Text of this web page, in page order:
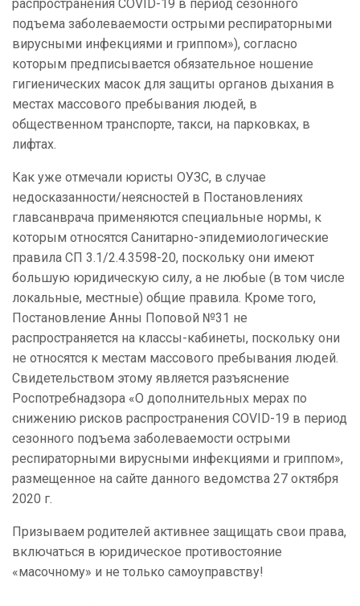
распространения СОVID-19 в период сезонного
подъема заболеваемости острыми респираторными
вирусными инфекциями и гриппом»), согласно
которым предписывается обязательное ношение
гигиенических масок для защиты органов дыхания в
местах массового пребывания людей, в
общественном транспорте, такси, на парковках, в
лифтах.
Как уже отмечали юристы ОУЗС, в случае
недосказанности/неясностей в Постановлениях
главсанврача применяются специальные нормы, к
которым относятся Санитарно-эпидемиологические
правила СП 3.1/2.4.3598-20, поскольку они имеют
большую юридическую силу, а не любые (в том числе
локальные, местные) общие правила. Кроме того,
Постановление Анны Поповой №31 не
распространяется на классы-кабинеты, поскольку они
не относятся к местам массового пребывания людей.
Свидетельством этому является разъяснение
Роспотребнадзора «О дополнительных мерах по
снижению рисков распространения СОVID-19 в период
сезонного подъема заболеваемости острыми
респираторными вирусными инфекциями и гриппом»,
размещенное на сайте данного ведомства 27 октября
2020 г.
Призываем родителей активнее защищать свои права,
включаться в юридическое противостояние
«масочному» и не только самоуправству!